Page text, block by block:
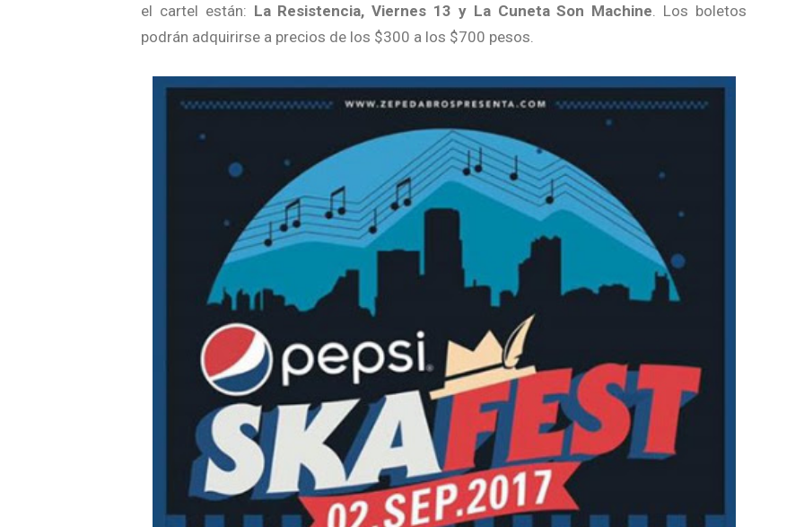
el cartel están: La Resistencia, Viernes 13 y La Cuneta Son Machine . Los boletos
podrán adquirirse a precios de los $300 a los $700 pesos.